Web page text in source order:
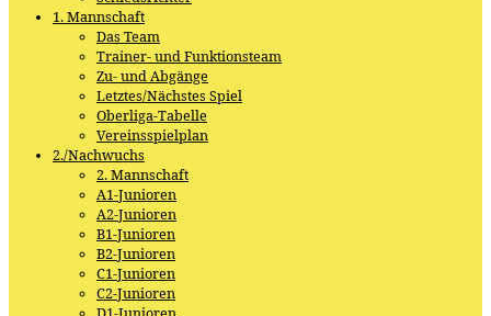
1. Mannschaft
Das Team
Trainer- und Funktionsteam
Zu- und Abgänge
Letztes/Nächstes Spiel
Oberliga-Tabelle
Vereinsspielplan
2./Nachwuchs
2. Mannschaft
A1-Junioren
A2-Junioren
B1-Junioren
B2-Junioren
C1-Junioren
C2-Junioren